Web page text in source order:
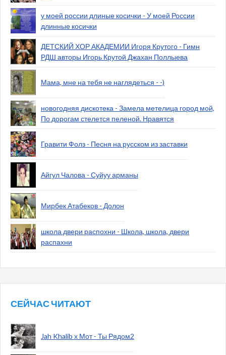
у моей россии длиные косички - У моей России
длинные косички
ДЕТСКИЙ ХОР АКАДЕМИИ Игоря Крутого - Гимн
РДШ авторы Игорь Крутой Джахан Поллыева
Мама, мне на тебя не наглядеться - -)
новогодняя дискотека - Замела метелица город мой,
По дорогам стелется пеленой. Нравятся
Гравити Фолз - Песня на русском из заставки
Айгул Чалова - Суйуу арманы
Мирбек Атабеков - Долон
школа двери распохни - Школа, школа, двери
распахни
СЕЙЧАС ЧИТАЮТ
Jah Khalib х Мот - Ты Рядом2